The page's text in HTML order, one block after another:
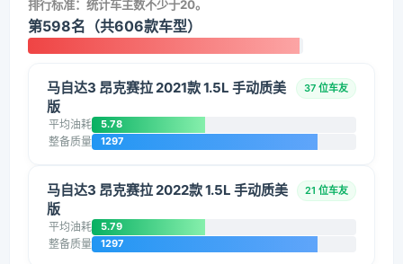
排行标准：统计车主数不少于20。
第598名（共606款车型）
马自达3 昂克赛拉 2021款 1.5L 手动质美
版
37 位车友
平均油耗 5.78
整备质量 1297
马自达3 昂克赛拉 2022款 1.5L 手动质美
版
21 位车友
平均油耗 5.79
整备质量 1297